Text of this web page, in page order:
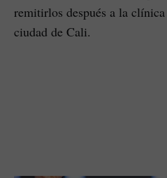
remitirlos después a la
ciudad de Cali.